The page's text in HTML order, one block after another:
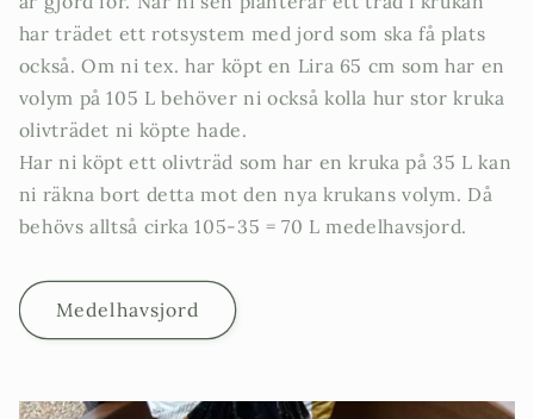
har trädet ett rotsystem med jord som ska få plats
också. Om ni tex. har köpt en Lira 65 cm som har en
volym på 105 L behöver ni också kolla hur stor kruka
olivträdet ni köpte hade.
Har ni köpt ett olivträd som har en kruka på 35 L kan
ni räkna bort detta mot den nya krukans volym. Då
behövs alltså cirka 105-35 = 70 L medelhavsjord.
Medelhavsjord